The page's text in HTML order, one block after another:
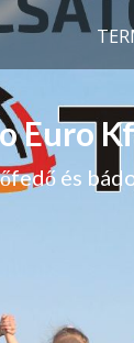
Euro
és